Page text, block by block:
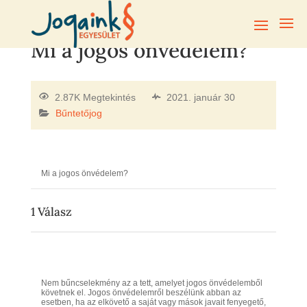
Mi a jogos önvédelem?
2.87K Megtekintés
2021. január 30
Bűntetőjog
Mi a jogos önvédelem?
1Válasz
Nem bűncselekmény az a tett, amelyet jogos önvédelemből
követnek el. Jogos önvédelemről beszélünk abban az
esetben, ha az elkövető a saját vagy mások javait fenyegető,